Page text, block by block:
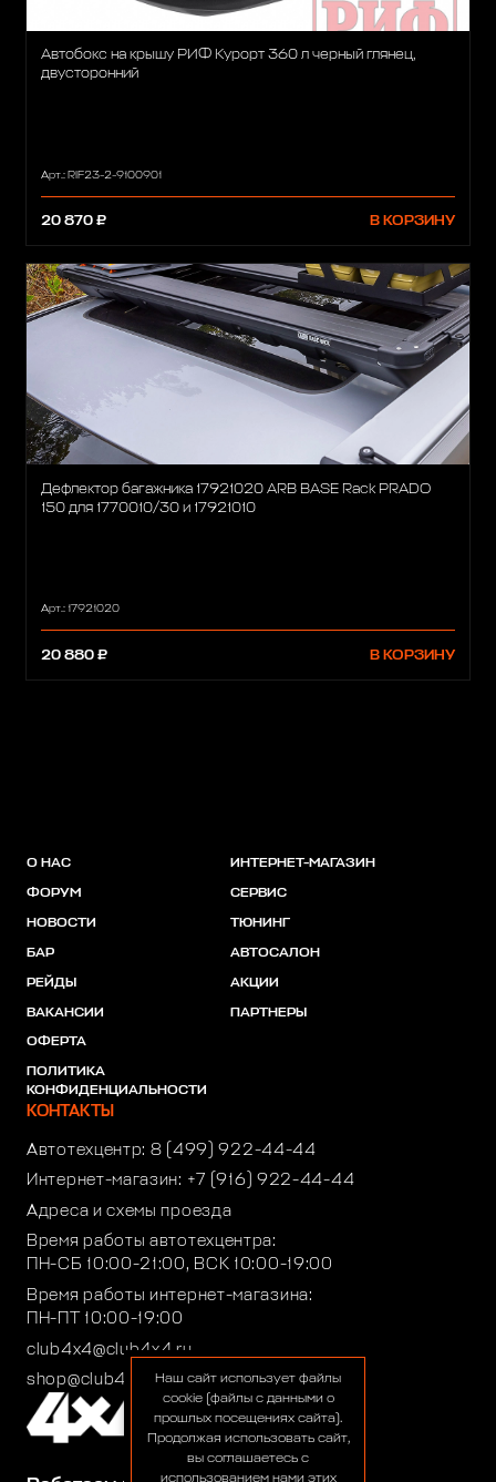
Автобокс на крышу РИФ Курорт 360 л черный глянец,
двусторонний
Арт.: RIF23-2-9100901
20 870 ₽ В КОРЗИНУ
Дефлектор багажника 17921020 ARB BASE Rack PRADO
150 для 1770010/30 и 17921010
Арт.: 17921020
20 880 ₽ В КОРЗИНУ
О НАС
ФОРУМ
НОВОСТИ
БАР
РЕЙДЫ
ВАКАНСИИ
ОФЕРТА
ПОЛИТИКА
КОНФИДЕНЦИАЛЬНОСТИ
ИНТЕРНЕТ-МАГАЗИН
СЕРВИС
ТЮНИНГ
АВТОСАЛОН
АКЦИИ
ПАРТНЕРЫ
КОНТАКТЫ
Автотехцентр: 8 (499) 922-44-44
Интернет-магазин: +7 (916) 922-44-44
Адреса и схемы проезда
Время работы автотехцентра:
ПН-СБ 10:00-21:00, ВСК 10:00-19:00
Время работы интернет-магазина:
ПН-ПТ 10:00-19:00
club4x4@club4x4.ru
shop@club4x4.ruНаш сайт использует файлы
cookie (файлы с данными о
прошлых посещениях сайта).
Продолжая использовать сайт,
вы соглашаетесь с
использованием нами этих